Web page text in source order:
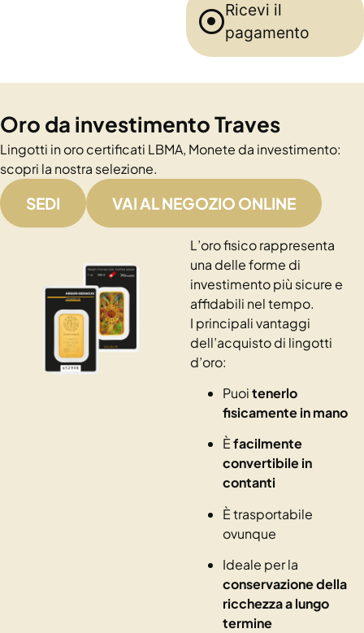
Ricevi il
pagamento
Oro da investimento Traves
Lingotti in oro certificati LBMA, Monete da investimento:
scopri la nostra selezione.
SEDI VAI AL NEGOZIO ONLINE
L’oro fisico rappresenta
una delle forme di
investimento più sicure e
affidabili nel tempo.
I principali vantaggi
dell’acquisto di lingotti
d’oro:
Puoitenerlo
fisicamente in mano
Èfacilmente
convertibile in
contanti
È trasportabile
ovunque
Ideale per la
conservazione della
ricchezza a lungo
termine